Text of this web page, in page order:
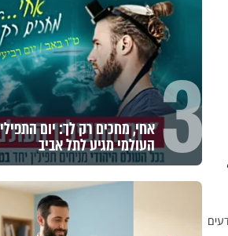
3 אחי, מחכים רק לך: יום
העולמי מגיע לתל אביב